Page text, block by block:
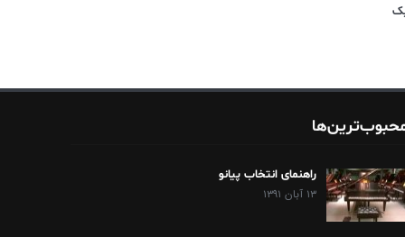
راهنمای انتخاب پیانو
۱۳ آبان ۱۳۹۱